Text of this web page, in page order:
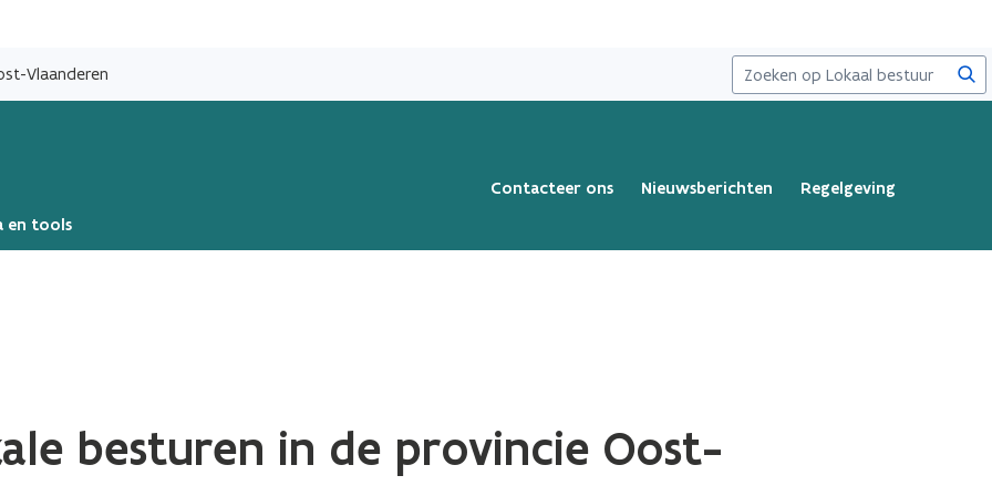
naar
Vlaanderen
Contacteer ons Nieuwsberichten
Regelgeving
en tools
besturen in de provincie Oost-